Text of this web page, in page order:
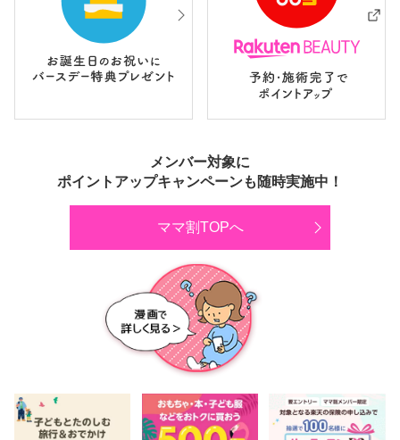
メンバー対象に
ポイントアップキャンペーンも随時実施中！
ママ割TOPへ